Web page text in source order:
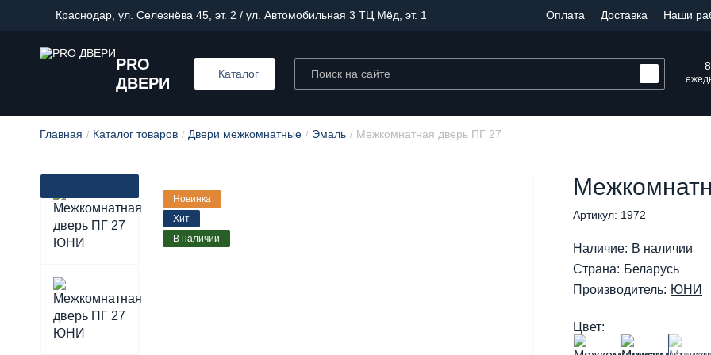
Краснодар, ул. Селезнёва 45, эт. 2 / ул. Автомобильная 3 ТЦ Мёд, эт. 1 Оплата Доставка Наши
PRO
ДВЕРИ
Каталог
Главная Каталог товаров Двери межкомнатные Эмаль Межкомнатная дверь ПГ 27
Новинка
Хит
В наличии
Артикул: 1972
Наличие: В наличии
Страна: Беларусь
Производитель: ЮНИ
Цвет: